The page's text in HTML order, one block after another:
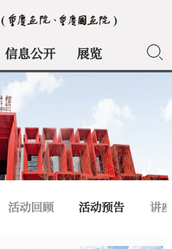
信息公开 展览 典藏
活动回顾 活动预告 讲